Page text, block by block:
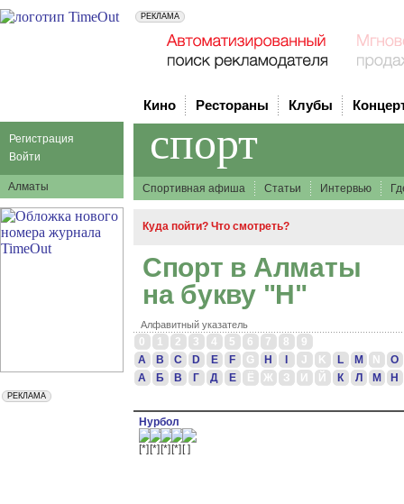
Регистрация
Войти
Алматы
Кино Рестораны Клубы
спорт
Спортивная афиша Статьи Интервью
Куда пойти? Что смотреть?
Спорт в Алматы
на букву "Н"
Алфавитный указатель
0 1 2 3 4 5 6 7 8
9
A
B C D E F G H J K L M N
O
А
Б В Г Д Е Ё Ж З И Й К Л М Н
Нурбол